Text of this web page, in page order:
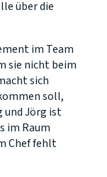
über die
im Team
sie nicht beim
sich
soll,
und Jörg ist
im Raum
Chef fehlt